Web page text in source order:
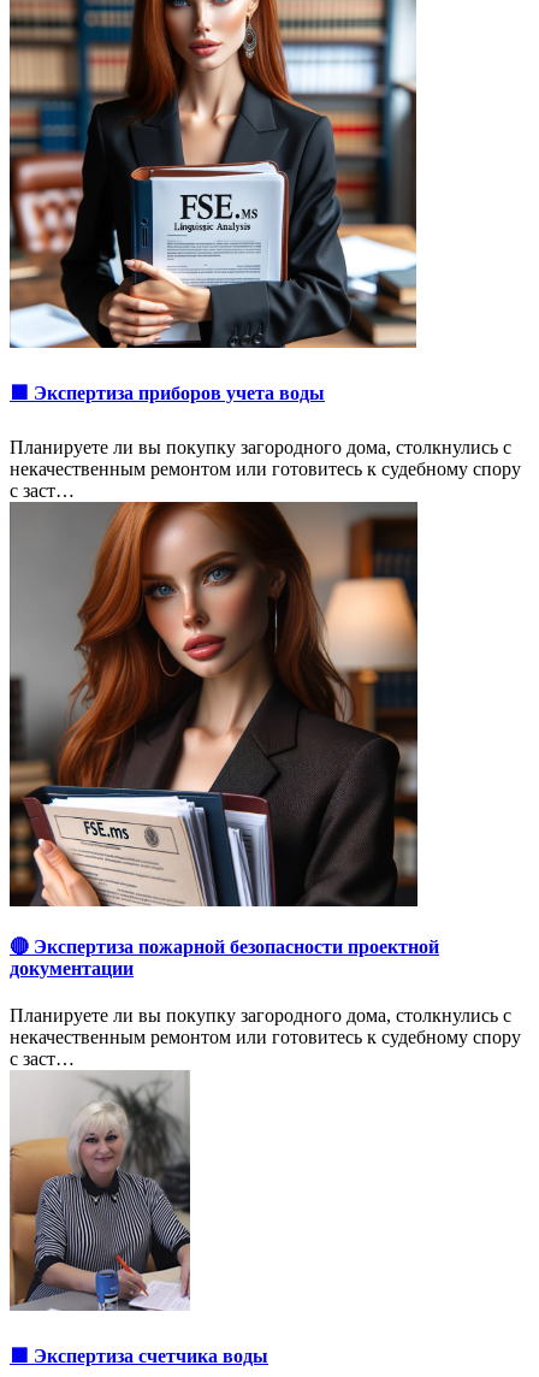
🟩 Экспертиза приборов учета воды
Планируете ли вы покупку загородного дома, столкнулись с
некачественным ремонтом или готовитесь к судебному спору
с заст…
🔴 Экспертиза пожарной безопасности проектной
документации
Планируете ли вы покупку загородного дома, столкнулись с
некачественным ремонтом или готовитесь к судебному спору
с заст…
🟩 Экспертиза счетчика воды